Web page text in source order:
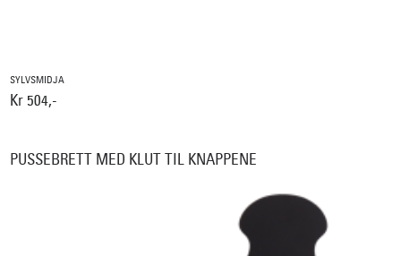
SYLVSMIDJA
Kr 504,-
PUSSEBRETT MED KLUT TIL KNAPPENE